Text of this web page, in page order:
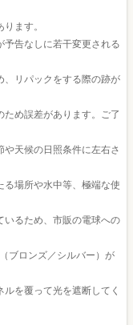
ます。
告なしに若干変更される
、リパックをする際の跡が
め誤差があります。ご了
天候の日照条件に左右さ
る場所や水中等、極端な使
いるため、市販の電球への
ブロンズ／シルバー）が
ルを覆って光を遮断してく